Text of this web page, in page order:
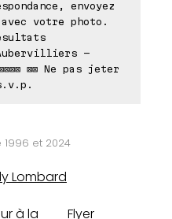
envoyez
votre photo.
-
⊠⊠ Ne pas jeter
1996 et 2024
Lombard
à la
Flyer